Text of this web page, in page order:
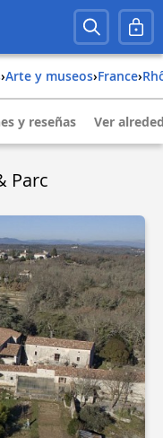
› Arte y museos› france›
y reseñas Ver
Parc